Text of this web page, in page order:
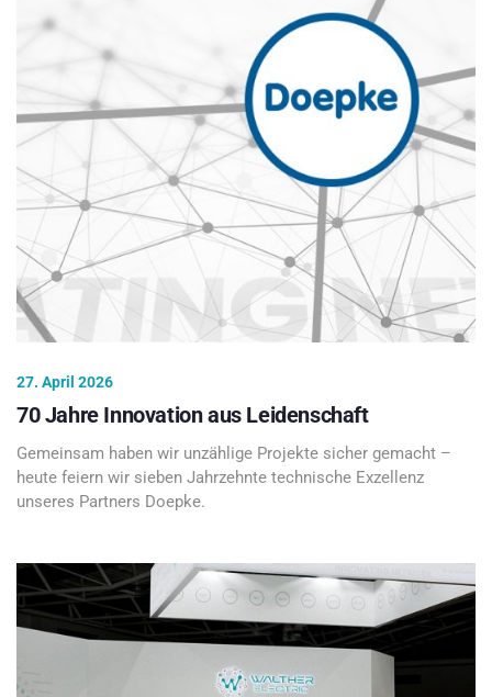
27. April 2026
70 Jahre Innovation aus Leidenschaft
Gemeinsam haben wir unzählige Projekte sicher gemacht –
heute feiern wir sieben Jahrzehnte technische Exzellenz
unseres Partners Doepke.